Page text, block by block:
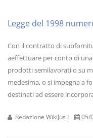
Legge del 1998
Con il contratto di
aeffettuare per conto di
prodotti semilavorati o su
medesima, o si impegna a
destinati ad essere
Redazione WikiJus I 05/